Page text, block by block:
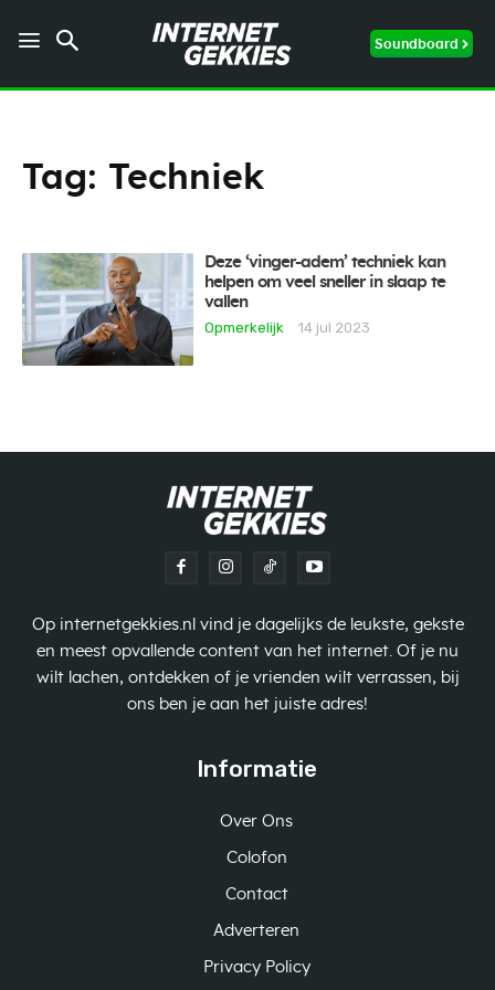
Soundboard
Tag: Techniek
Deze ‘vinger-adem’ techniek kan
helpen om veel sneller in slaap te
vallen
Opmerkelijk
14 jul 2023
Op internetgekkies.nl vind je dagelijks de leukste, gekste
en meest opvallende content van het internet. Of je nu
wilt lachen, ontdekken of je vrienden wilt verrassen, bij
ons ben je aan het juiste adres!
Informatie
Over Ons
Colofon
Contact
Adverteren
Privacy Policy